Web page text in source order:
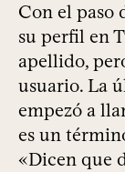
Con el paso
su perfil en
apellido,
usuario. La
empezó a
es un
«Dicen que